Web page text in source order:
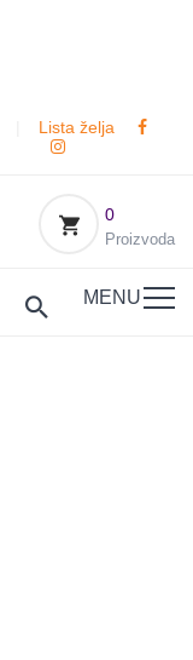
Lista želja
0
Proizvoda
MENU